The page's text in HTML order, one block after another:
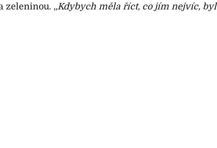
zeleninou. ,,Kdybych měla říct, co jím nejvíc, byl